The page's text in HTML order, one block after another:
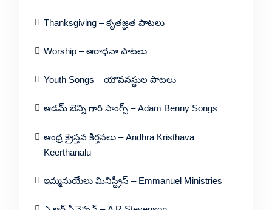
Thanksgiving – కృతజ్ఞత పాటలు
Worship – ఆరాధనా పాటలు
Youth Songs – యౌవనస్థుల పాటలు
ఆడమ్ బెన్ని గారి సాంగ్స్ – Adam Benny Songs
ఆంధ్ర క్రైస్తవ కీర్తనలు – Andhra Kristhava
Keerthanalu
ఇమ్మనుయేలు మినిస్ట్రీస్ – Emmanuel Ministries